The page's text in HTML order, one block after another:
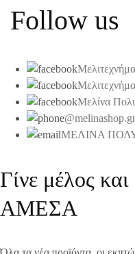
Follow us
Μελίνα
@melinashop.gr
ΜΕΛΙΝΑ
Γίνε μέλος
ΑΜΕΣΑ